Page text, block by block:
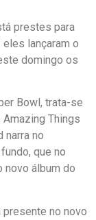
prestes para
eles lançaram o
domingo os
Bowl, trata-se
Amazing Things
narra no
que no
novo álbum do
presente no novo